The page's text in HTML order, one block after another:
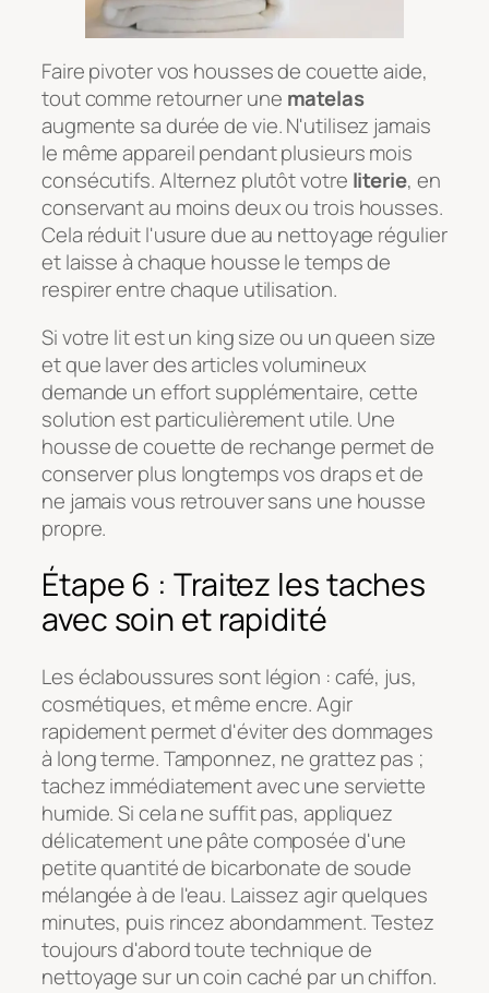
Faire pivoter vos housses de couette aide,
tout comme retourner une matelas
augmente sa durée de vie. N'utilisez jamais
le même appareil pendant plusieurs mois
consécutifs. Alternez plutôt votre literie, en
conservant au moins deux ou trois housses.
Cela réduit l'usure due au nettoyage régulier
et laisse à chaque housse le temps de
respirer entre chaque utilisation.
Si votre lit est un king size ou un queen size
et que laver des articles volumineux
demande un effort supplémentaire, cette
solution est particulièrement utile. Une
housse de couette de rechange permet de
conserver plus longtemps vos draps et de
ne jamais vous retrouver sans une housse
propre.
Étape 6 : Traitez les taches
avec soin et rapidité
Les éclaboussures sont légion : café, jus,
cosmétiques, et même encre. Agir
rapidement permet d'éviter des dommages
à long terme. Tamponnez, ne grattez pas ;
tachez immédiatement avec une serviette
humide. Si cela ne suffit pas, appliquez
délicatement une pâte composée d'une
petite quantité de bicarbonate de soude
mélangée à de l'eau. Laissez agir quelques
minutes, puis rincez abondamment. Testez
toujours d'abord toute technique de
nettoyage sur un coin caché par un chiffon.